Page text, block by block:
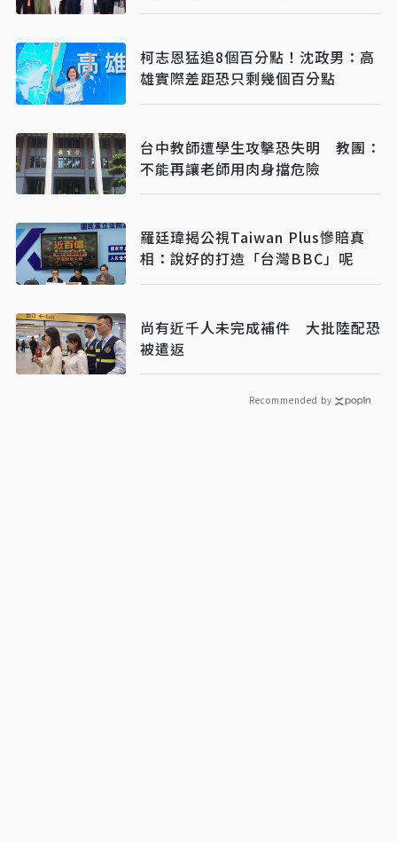
柯志恩猛追8個百分點！沈政男：高
雄實際差距恐只剩幾個百分點
台中教師遭學生攻擊恐失明 教團：
不能再讓老師用肉身擋危險
羅廷瑋揭公視Taiwan Plus慘賠真
相：說好的打造「台灣BBC」呢
尚有近千人未完成補件 大批陸配恐
被遣返
Recommended by